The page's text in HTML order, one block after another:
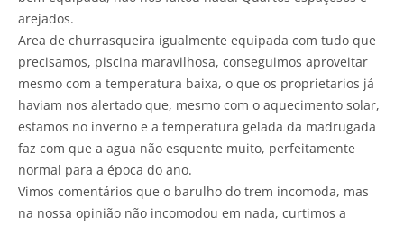
arejados.
Area de churrasqueira igualmente equipada com tudo que
precisamos, piscina maravilhosa, conseguimos aproveitar
mesmo com a temperatura baixa, o que os proprietarios já
haviam nos alertado que, mesmo com o aquecimento solar,
estamos no inverno e a temperatura gelada da madrugada
faz com que a agua não esquente muito, perfeitamente
normal para a época do ano.
Vimos comentários que o barulho do trem incomoda, mas
na nossa opinião não incomodou em nada, curtimos a